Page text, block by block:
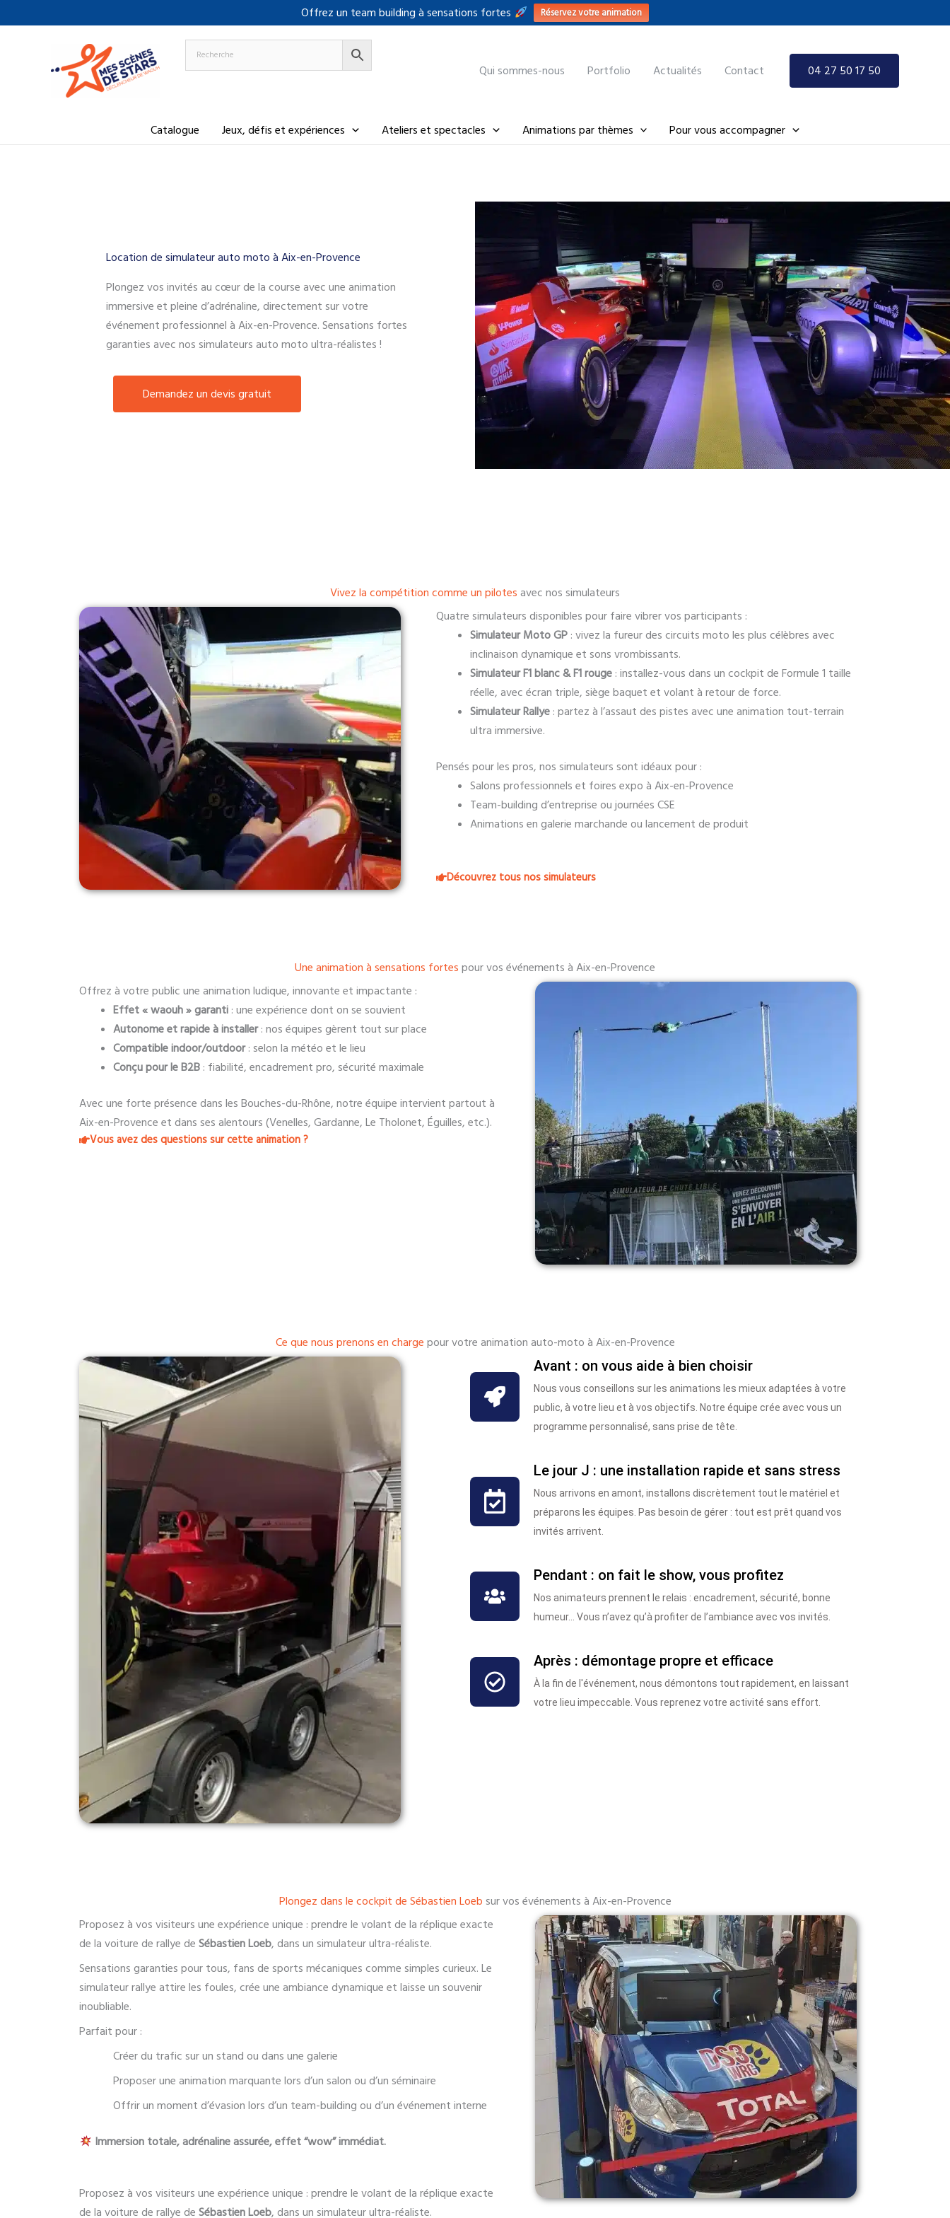
Offrez un team building à sensations fortes Réservez votre animation
au
Qui sommes-nous
Portfolio Actualités Contact 04 27 50 17 50
Catalogue Jeux, défis et expériences Ateliers et spectacles Animations par thèmes Pour vous accompagner
Location de simulateur auto moto à Aix-en-Provence
Plongez vos invités au cœur de la course avec une animation
immersive et pleine d’adrénaline, directement sur votre
événement professionnel à Aix-en-Provence. Sensations fortes
garanties avec nos simulateurs auto moto ultra-réalistes !
Demandez un devis gratuit
Vivez la compétition comme un pilotes avec nos simulateurs
Quatre simulateurs disponibles pour faire vibrer vos participants :
Simulateur Moto GP : vivez la fureur des circuits moto les plus célèbres avec
inclinaison dynamique et sons vrombissants.
Simulateur F1 blanc & F1 rouge : installez-vous dans un cockpit de Formule 1 taille
réelle, avec écran triple, siège baquet et volant à retour de force.
Simulateur Rallye : partez à l’assaut des pistes avec une animation tout-terrain
ultra immersive.
Pensés pour les pros, nos simulateurs sont idéaux pour :
Salons professionnels et foires expo à Aix-en-Provence
Team-building d’entreprise ou journées CSE
Animations en galerie marchande ou lancement de produit
Découvrez tous nos simulateurs
Une animation à sensations fortes pour vos événements à Aix-en-Provence
Offrez à votre public une animation ludique, innovante et impactante :
Effet « waouh » garanti : une expérience dont on se souvient
Autonome et rapide à installer: nos équipes gèrent tout sur place
Compatible indoor/outdoor: selon la météo et le lieu
Conçu pour le B2B : fiabilité, encadrement pro, sécurité maximale
Avec une forte présence dans les Bouches-du-Rhône, notre équipe intervient partout à
Aix-en-Provence et dans ses alentours (Venelles, Gardanne, Le Tholonet, Éguilles, etc.).
Vous avez des questions sur cette animation ?
Ce que nous prenons en charge pour votre animation auto-moto à Aix-en-Provence
Avant : on vous aide à bien choisir
Nous vous conseillons sur les animations les mieux adaptées à votre
public, à votre lieu et à vos objectifs. Notre équipe crée avec vous un
programme personnalisé, sans prise de tête.
Le jour J : une installation rapide et sans stress
Nous arrivons en amont, installons discrètement tout le matériel et
préparons les équipes. Pas besoin de gérer : tout est prêt quand vos
invités arrivent.
Pendant : on fait le show, vous profitez
Nos animateurs prennent le relais : encadrement, sécurité, bonne
humeur… Vous n’avez qu’à profiter de l’ambiance avec vos invités.
Après : démontage propre et efficace
À la fin de l'événement, nous démontons tout rapidement, en laissant
votre lieu impeccable. Vous reprenez votre activité sans effort.
Plongez dans le cockpit de Sébastien Loeb sur vos événements à Aix-en-Provence
Proposez à vos visiteurs une expérience unique : prendre le volant de la réplique exacte
de la voiture de rallye de Sébastien Loeb, dans un simulateur ultra-réaliste.
Sensations garanties pour tous, fans de sports mécaniques comme simples curieux. Le
simulateur rallye attire les foules, crée une ambiance dynamique et laisse un souvenir
inoubliable.
Parfait pour :
Créer du trafic sur un stand ou dans une galerie
Proposer une animation marquante lors d’un salon ou d’un séminaire
Offrir un moment d’évasion lors d’un team-building ou d’un événement interne
Immersion totale, adrénaline assurée, effet “wow” immédiat.
Proposez à vos visiteurs une expérience unique : prendre le volant de la réplique exacte
de la voiture de rallye de Sébastien Loeb, dans un simulateur ultra-réaliste.